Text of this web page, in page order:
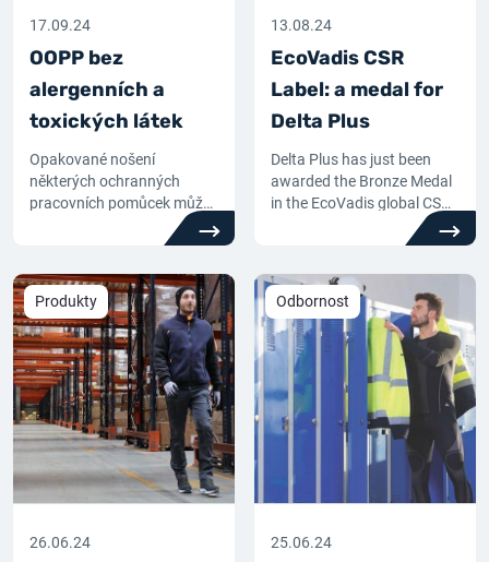
17.09.24
OOPP bez
alergenních a
toxických látek
Opakované nošení
některých ochranných
pracovních pomůcek může
u citlivých nebo alergických
pracovníků způsobit
reakce. Společnost Delta
Plus vám pomůže
identifikovat "osobní
ochranné pracovní
pomůcky bez".
13.08.24
EcoVadis CSR
Label: a medal for
Delta Plus
Delta Plus has just been
awarded the Bronze Medal
in the EcoVadis global CSR
Produkty
26.06.24
Odbornost
25.06.24